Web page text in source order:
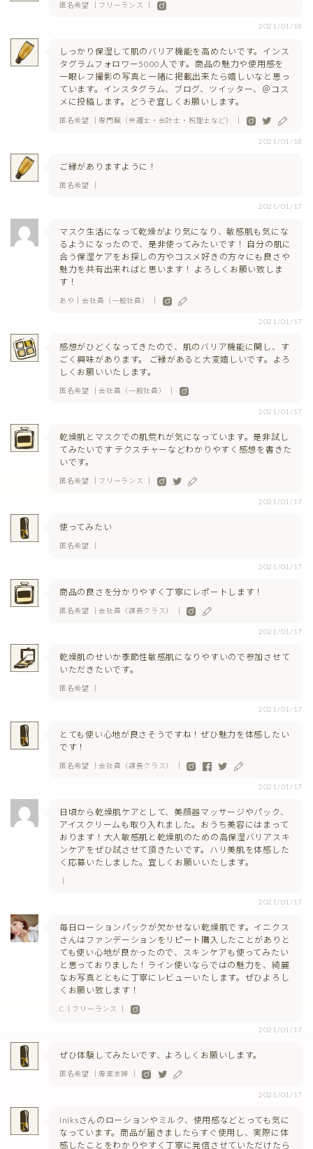
匿名希望 ｜フリーランス ｜
2021/01/18
しっかり保湿して肌のバリア機能を高めたいです。インス
タグラムフォロワー5000人です。商品の魅力や使用感を
一眼レフ撮影の写真と一緒に掲載出来たら嬉しいなと思っ
ています。インスタグラム、ブログ、ツイッター、＠コス
メに投稿します。どうぞ宜しくお願いします。
匿名希望 ｜専門職（弁護士・会計士・税理士など） ｜
2021/01/18
ご縁がありますように！
匿名希望 ｜
2021/01/17
マスク生活になって乾燥がより気になり、敏感肌も気にな
るようになったので、是非使ってみたいです！ 自分の肌に
合う保湿ケアをお探しの方やコスメ好きの方々にも良さや
魅力を共有出来ればと思います！ よろしくお願い致しま
す！
あや｜会社員（一般社員） ｜
2021/01/17
感想がひどくなってきたので、肌のバリア機能に関し、す
ごく興味があります。 ご縁があると大変嬉しいです。よろ
しくお願いいたします。
匿名希望 ｜会社員（一般社員） ｜
2021/01/17
乾燥肌とマスクでの肌荒れが気になっています。是非試し
てみたいです テクスチャーなどわかりやすく感想を書きた
いです。
匿名希望 ｜フリーランス ｜
2021/01/17
使ってみたい
匿名希望 ｜
2021/01/17
商品の良さを分かりやすく丁寧にレポートします！
匿名希望 ｜会社員（課長クラス） ｜
2021/01/17
乾燥肌のせいか季節性敏感肌になりやすいので参加させて
いただきたいです。
匿名希望 ｜
2021/01/17
とても使い心地が良さそうですね！ぜひ魅力を体感したい
です！
匿名希望 ｜会社員（課長クラス） ｜
2021/01/17
日頃から乾燥肌ケアとして、美顔器マッサージやパック、
アイスクリームも取り入れました。おうち美容にはまって
おります！大人敏感肌と乾燥肌のための高保湿バリアスキ
ンケアをぜひ試させて頂きたいです。ハリ美肌を体感した
く応募いたしました。宜しくお願いいたします。
2021/01/17
毎日ローションパックが欠かせない乾燥肌です。イニクス
さんはファンデーションをリピート購入したことがありと
ても使い心地が良かったので、スキンケアも使ってみたい
と思っておりました！ライン使いならではの魅力を、綺麗
なお写真とともに丁寧にレビューいたします。ぜひよろし
くお願い致します！
C｜フリーランス ｜
2021/01/17
ぜひ体験してみたいです、よろしくお願いします。
匿名希望 ｜専業主婦 ｜
2021/01/17
iniksさんのローションやミルク、使用感などとっても気に
なっています。商品が届きましたらすぐ使用し、実際に体
感したことをわかりやすく丁寧に発信させていただけたら